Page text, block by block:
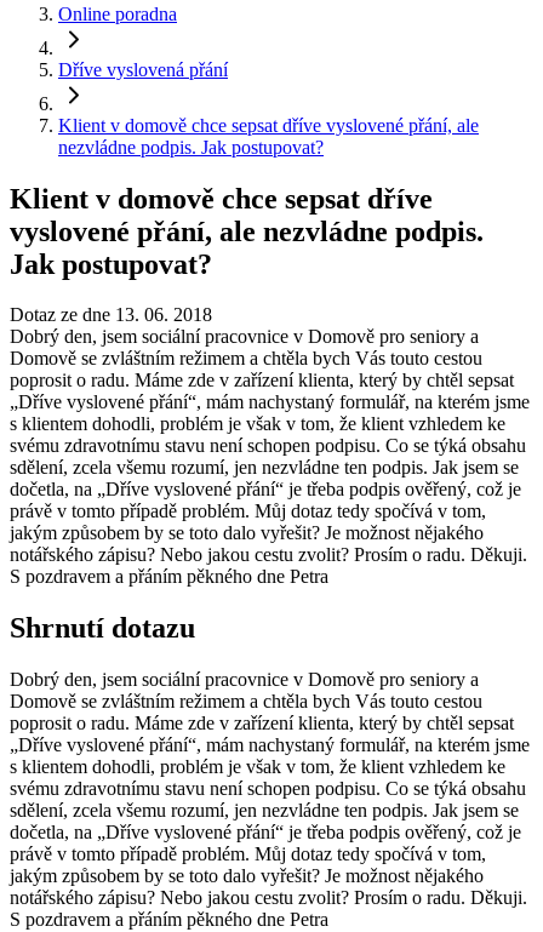
Online poradna
Dříve vyslovená přání
Klient v domově chce sepsat dříve vyslovené přání, ale
nezvládne podpis. Jak postupovat?
Klient v domově chce sepsat dříve
vyslovené přání, ale nezvládne podpis.
Jak postupovat?
Dotaz ze dne 13. 06. 2018
Dobrý den, jsem sociální pracovnice v Domově pro seniory a
Domově se zvláštním režimem a chtěla bych Vás touto cestou
poprosit o radu. Máme zde v zařízení klienta, který by chtěl sepsat
„Dříve vyslovené přání“, mám nachystaný formulář, na kterém jsme
s klientem dohodli, problém je však v tom, že klient vzhledem ke
svému zdravotnímu stavu není schopen podpisu. Co se týká obsahu
sdělení, zcela všemu rozumí, jen nezvládne ten podpis. Jak jsem se
dočetla, na „Dříve vyslovené přání“ je třeba podpis ověřený, což je
právě v tomto případě problém. Můj dotaz tedy spočívá v tom,
jakým způsobem by se toto dalo vyřešit? Je možnost nějakého
notářského zápisu? Nebo jakou cestu zvolit? Prosím o radu. Děkuji.
S pozdravem a přáním pěkného dne Petra
Shrnutí dotazu
Dobrý den, jsem sociální pracovnice v Domově pro seniory a
Domově se zvláštním režimem a chtěla bych Vás touto cestou
poprosit o radu. Máme zde v zařízení klienta, který by chtěl sepsat
„Dříve vyslovené přání“, mám nachystaný formulář, na kterém jsme
s klientem dohodli, problém je však v tom, že klient vzhledem ke
svému zdravotnímu stavu není schopen podpisu. Co se týká obsahu
sdělení, zcela všemu rozumí, jen nezvládne ten podpis. Jak jsem se
dočetla, na „Dříve vyslovené přání“ je třeba podpis ověřený, což je
právě v tomto případě problém. Můj dotaz tedy spočívá v tom,
jakým způsobem by se toto dalo vyřešit? Je možnost nějakého
notářského zápisu? Nebo jakou cestu zvolit? Prosím o radu. Děkuji.
S pozdravem a přáním pěkného dne Petra